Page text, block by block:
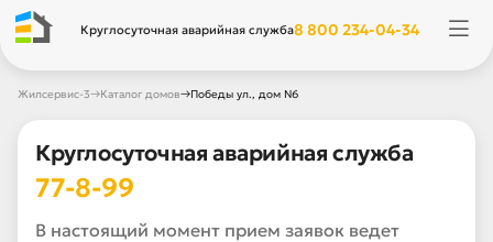
Круглосуточная аварийная служба8 800 234-04-34
Жилсервис-3→Каталог домов→Победы ул., дом N6
Круглосуточная аварийная служба
77-8-99
В настоящий момент прием заявок ведет